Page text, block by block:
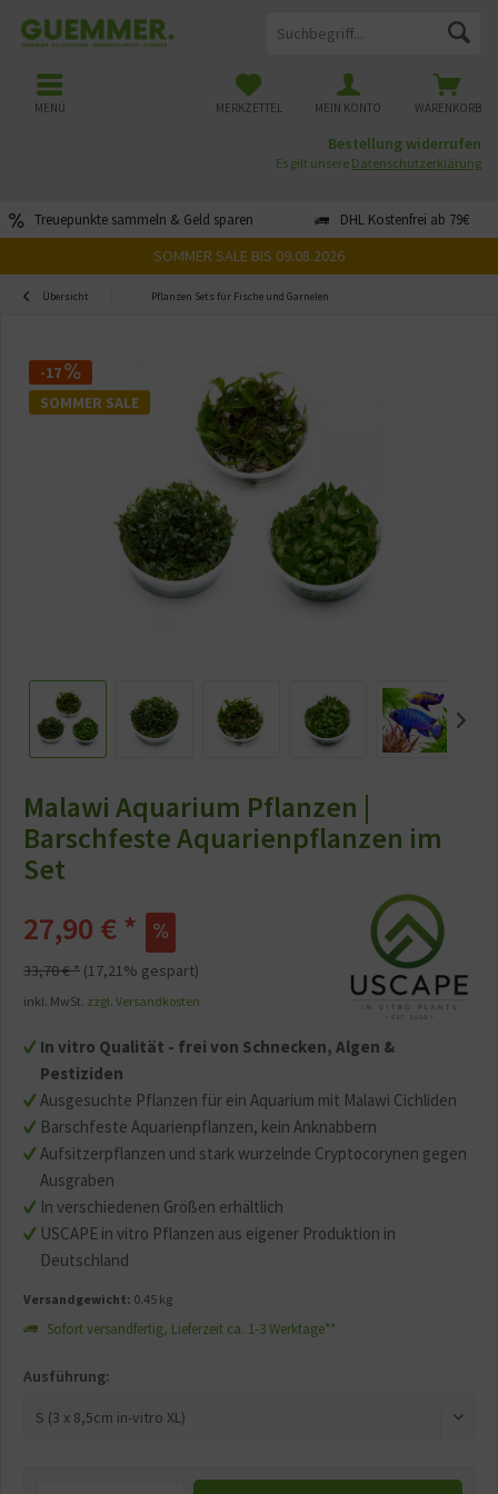
Treuepunkte sammeln & Geld sparen DHL Kostenfrei ab 79€
WARENKORB
MERKZETTEL MEIN KONTO
MENÜ
Bestellung widerrufen
Es gilt unsere Datenschutzerklärung
SOMMER SALE BIS 09.08.2026
Übersicht Pflanzen Sets für Fische und Garnelen
-17
SOMMER SALE
Malawi Aquarium Pflanzen |
Barschfeste Aquarienpflanzen im
Set
In vitro Qualität - frei von Schnecken, Algen &
Pestiziden
Ausgesuchte Pflanzen für ein Aquarium mit Malawi Cichliden
Barschfeste Aquarienpflanzen, kein Anknabbern
Aufsitzerpflanzen und stark wurzelnde Cryptocorynen gegen
Ausgraben
In verschiedenen Größen erhältlich
USCAPE in vitro Pflanzen aus eigener Produktion in
Deutschland
27,90 € *
33,70 € * (17,21% gespart)
inkl. MwSt. zzgl. Versandkosten
Versandgewicht: 0.45 kg
Sofort versandfertig, Lieferzeit ca. 1-3 Werktage**
Ausführung: